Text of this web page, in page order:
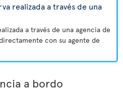
realizada a través de una
a través de una agencia de
con su agente de
a bordo